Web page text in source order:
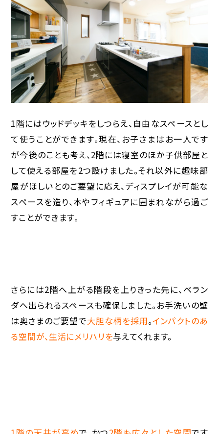
1階にはウッドデッキをしつらえ、自由なスペースとし
て使うことができます。現在、お子さまはお一人です
が今後のことも考え、2階には寝室のほか子供部屋と
して使える部屋を2つ設けました。それ以外に趣味部
屋がほしいとのご要望に応え、ディスプレイが可能な
スペースを造り、本やフィギュアに囲まれながら過ご
すことができます。
さらには2階へ上がる階段を上りきった先に、ベラン
ダへ出られるスペースも確保しました。お手洗いの壁
は奥さまのご要望で大胆な柄を採用。インパクトのあ
る空間が、生活にメリハリを与えてくれます。